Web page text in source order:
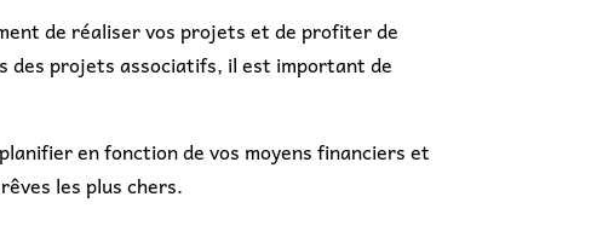
de réaliser vos projets et de profiter de
des projets associatifs, il est important de
en fonction de vos moyens financiers et
les plus chers.